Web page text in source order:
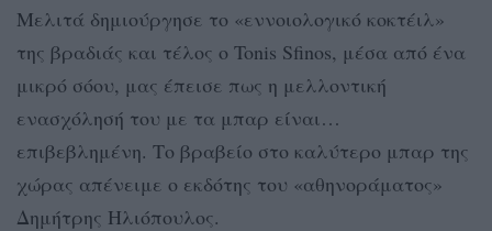
Μελιτά δημιούργησε το «εννοιολογικό κοκτέιλ»
της βραδιάς και τέλος ο Tonis Sfinos, μέσα από ένα
μικρό σόου, μας έπεισε πως η μελλοντική
ενασχόλησή του με τα μπαρ είναι…
επιβεβλημένη. Το βραβείο στο καλύτερο μπαρ της
χώρας απένειμε ο εκδότης του «αθηνοράματος»
Δημήτρης Ηλιόπουλος.